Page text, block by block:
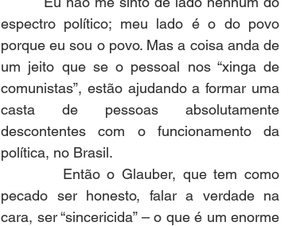
espectro político; meu lado é o do povo
porque eu sou o povo. Mas a coisa anda de
um jeito que se o pessoal nos “xinga de
comunistas”, estão ajudando a formar uma
casta de pessoas absolutamente
descontentes com o funcionamento da
política, no Brasil.
Então o Glauber, que tem como
pecado ser honesto, falar a verdade na
cara, ser “sincericida” – o que é um enorme